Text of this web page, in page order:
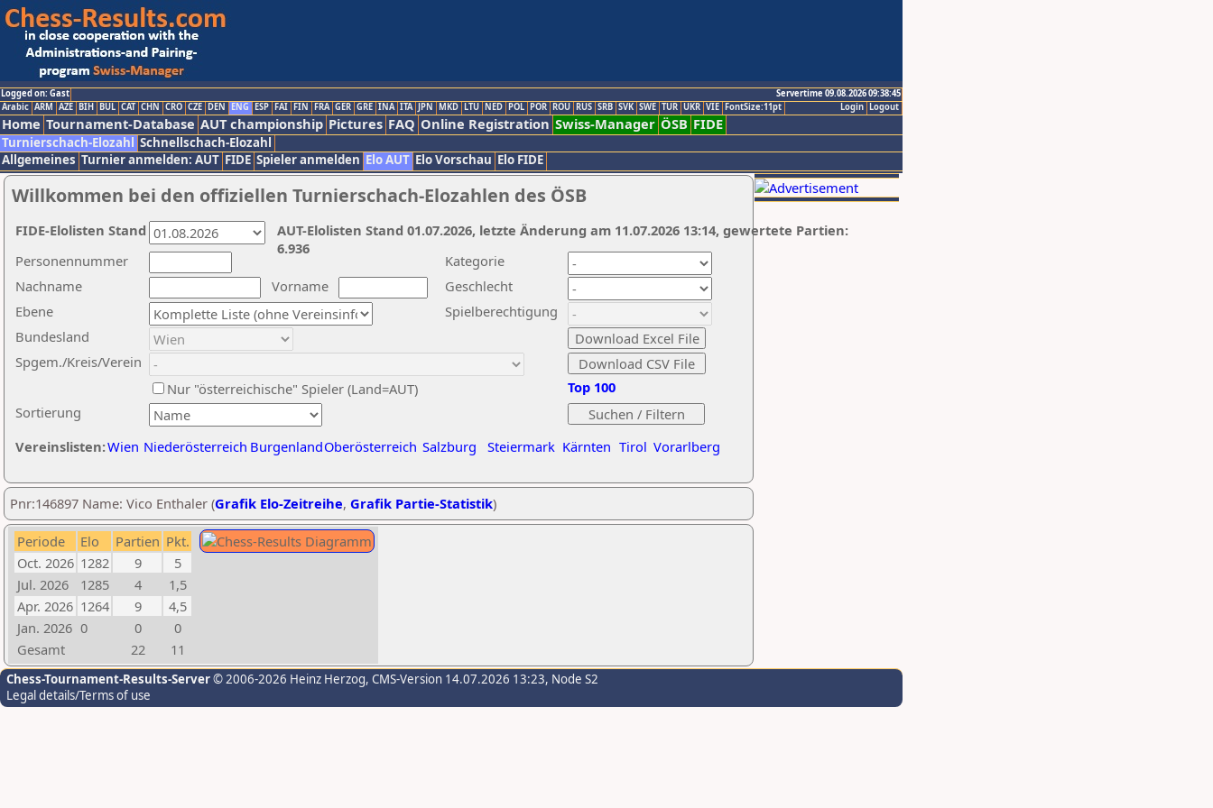
Logged on: Gast
Servertime 09.08.2026 09:38:45
Logout
Login
Arabic ARM AZE BIH BUL CAT CHN CRO CZE DEN ENG ESP FAI FIN FRA GER GRE INA ITA JPN MKD LTU NED POL POR ROU RUS SRB SVK SWE TUR UKR VIE FontSize:11pt
Home Tournament-Database AUT championship Pictures FAQ Online Registration Swiss-Manager ÖSB FIDE
Turnierschach-Elozahl Schnellschach-Elozahl
Allgemeines Turnier anmelden: AUT FIDE Spieler anmelden Elo AUT Elo Vorschau Elo FIDE
Willkommen bei den offiziellen Turnierschach-Elozahlen des ÖSB
Nachname
Vorname
Ebene
Kategorie
Sortierung
Personennummer
Bundesland
Spgem./Kreis/Verein
Geschlecht
Nur "österreichische" Spieler (Land=AUT)
Spielberechtigung
Vereinslisten:Wien Niederösterreich BurgenlandOberösterreich Salzburg Steiermark Kärnten Tirol Vorarlberg
Top 100
AUT-Elolisten Stand 01.07.2026, letzte Änderung am 11.07.2026 13:14, gewertete Partien:
6.936
FIDE-Elolisten Stand
Pnr:146897 Name: Vico Enthaler (Grafik Elo-Zeitreihe, Grafik Partie-Statistik)
Periode Elo Partien Pkt.
Oct. 2026 1282 9
5
Jul. 2026
1285 4
1,5
Apr. 2026 1264 9
4,5
Jan. 2026 0 0
0
Gesamt
22 11
Chess-Tournament-Results-Server© 2006-2026 Heinz Herzog, CMS-Version 14.07.2026 13:23, Node S2
Legal details/Terms of use